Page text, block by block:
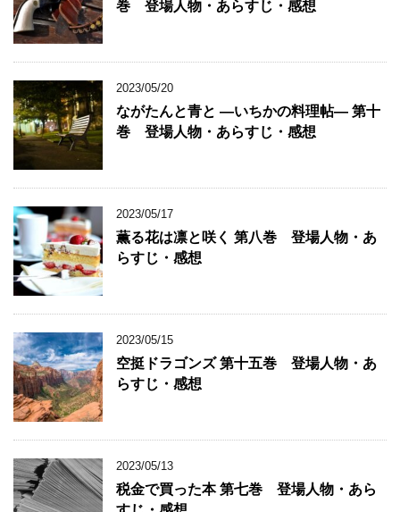
巻 登場人物・あらすじ・感想
2023/05/20
ながたんと青と ―いちかの料理帖― 第十
巻 登場人物・あらすじ・感想
2023/05/17
薫る花は凛と咲く 第八巻 登場人物・あ
らすじ・感想
2023/05/15
空挺ドラゴンズ 第十五巻 登場人物・あ
らすじ・感想
2023/05/13
税金で買った本 第七巻 登場人物・あら